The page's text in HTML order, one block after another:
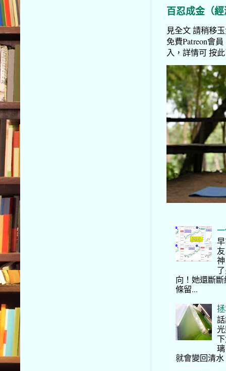
百忍成金（
見全文 請稍移
免費Patreon會
入，詳情可 按
向！她還斷
條留...
就會變回清